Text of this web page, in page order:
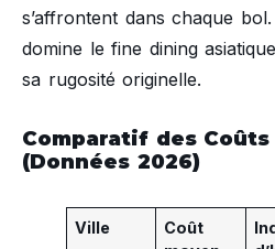
s’affrontent dans chaque
domine le fine dining
sa rugosité originelle.
Comparatif des
(Données 2026)
Ville
Coût